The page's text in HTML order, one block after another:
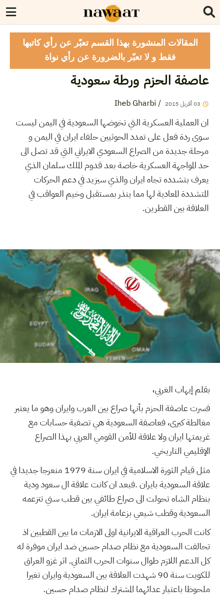
المقالات المنشورة بهذا القسم تعبّر عن رأي كاتبها
فقط و لا تعبّر بالضرورة عن رأي نواة
عاصفة الحزم ورطة سعودية
03أفريل 2015
/
Iheb Gharbi
ان العملية العسكرية التي تخوضها السعودية في اليمن ليست
سوى ردة فعل على تمدد الحوثيين حلفاء ايران في اليمن و
مرحلة جديدة من الصراع السعودي الايراني التي قد تصل الى
حد المواجهة العسكرية خاصة بعد قدوم الملك سلمان الذي
يعرف بتشدده تجاه ايران والذي سيزيد في دعم الحركات
المتشددة المعادية لها مما ينذر بمستقبل وخيم العواقب في
العلاقة بين القطرين.
بقلم إيهاب الغربي،
فسرت عاصفة الحزم بأنها صراع بين العرب وايران وهو ما يعتبر
مغالطة كبرى، فعاصفة السعودية هي تصفية حسابات مع
غريمتها ايران ولا علاقة للأمن القومي العربي بهذا الصراع
الإقليمي التاريخي.
مثل قيام الثورة الاسلامية في ايران سنة 1979 منعرجا جديدا في
علاقة السعودية بايران .فبعد ان كانت علاقة ال سعود ودية
بنظام الشاه تحولت الى صراع طائفي بين قطب سني تتزعمه
السعودية وقطب شيعي بزعامة ايران.
كانت الحرب العراقية الايرانية اولى الازمات ما بين القطبين اذ
تحالفت السعودية مع نظام صدام حسين ضد ايران موفرة له
كل الدعم اللازم طوال سنوات الحرب الثماني. اثر غزو العراق
للكويت سنة 90 شهدت العلاقة بين السعودية وايران تغيرا
ملحوظا باعتبار عدائهما المشترك لنظام صدام حسين.